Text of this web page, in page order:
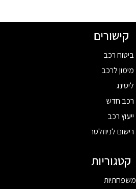
קישורים
ביטוח רכב
מימון לרכב
ליסינג
רכב חדש
ייעוץ רכב
רישום לניוזלטר
קטגוריות
משפחתיות